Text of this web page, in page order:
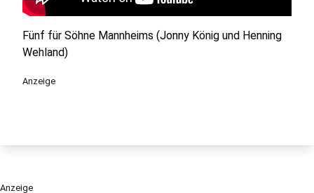
Fünf für Söhne Mannheims (Jonny König und Henning
Wehland)
Anzeige
Anzeige